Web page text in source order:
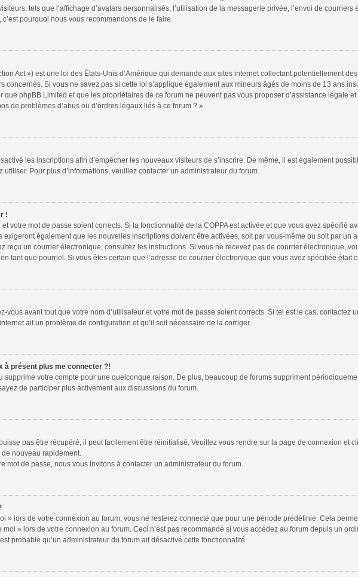
tels que l’affichage d’avatars personnalisés, l’utilisation de la messagerie privée, l’envoi de
pourquoi nous vous recommandons de le faire.
Act ») est une loi des États-Unis d’Amérique qui demande aux sites internet collectant potentiellement
concernés. Si vous ne savez pas si cette loi s’applique également aux mineurs âgés de moins de 13 ans
phpBB Limited et que les propriétaires de ce forum ne peuvent pas vous proposer d’assistance légale
de problèmes d’abus ou d’ordres légaux liés à ce forum ? ».
les inscriptions afin d’empêcher les nouveaux visiteurs de s’inscrire. De même, il est également
utiliser. Pour plus d’informations, veuillez contacter un administrateur du forum.
!
votre mot de passe soient corrects. Si la fonctionnalité de la COPPA est activée et que vous avez spécifié
également que les nouvelles inscriptions doivent être activées, soit par vous-même ou soit par un
reçu un courrier électronique, consultez les instructions. Si vous ne recevez pas de courrier électronique,
tant que pourriel. Si vous êtes certain que l’adresse de courrier électronique que vous avez spécifiée était
vous avant tout que votre nom d’utilisateur et votre mot de passe soient corrects. Si tel est le cas,
ait un problème de configuration et qu’il soit nécessaire de la corriger.
à présent plus me connecter ?!
supprimé votre compte pour une quelconque raison. De plus, beaucoup de forums suppriment
de participer plus activement aux discussions du forum.
pas être récupéré, il peut facilement être réinitialisé. Veuillez vous rendre sur la page de connexion et
nouveau rapidement.
mot de passe, nous vous invitons à contacter un administrateur du forum.
» lors de votre connexion au forum, vous ne resterez connecté que pour une période prédéfinie. Cela
» lors de votre connexion au forum. Ceci n’est pas recommandé si vous accédez au forum depuis un
probable qu’un administrateur du forum ait désactivé cette fonctionnalité.